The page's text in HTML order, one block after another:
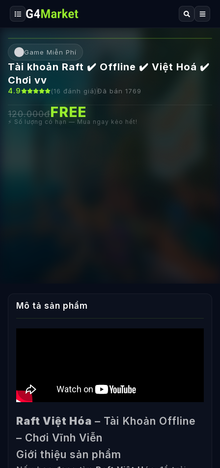
-100
Game Miễn Phí
Tài khoản Raft ✔️ Offline ✔️ Việt Hoá ✔️
Chơi vv
4.9 (16 đánh giá)Đã bán 1769
120.000đFREE
⚡ Số lượng có hạn — Mua ngay kẻo hết!
Mô tả sản phẩm
Raft Việt Hóa – Tài Khoản Offline
– Chơi Vĩnh Viễn
Giới thiệu sản phẩm